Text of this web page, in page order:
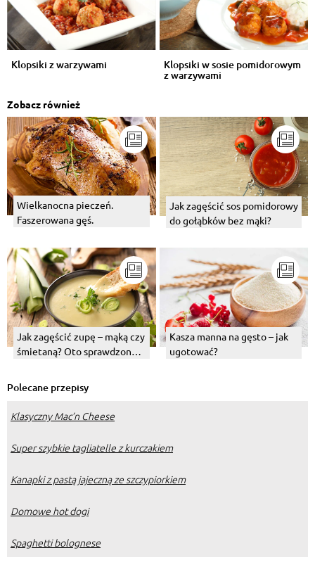
Klopsiki z warzywami Klopsiki w sosie pomidorowym
z warzywami
Zobacz również
Wielkanocna pieczeń.
Faszerowana gęś.
Jak zagęścić sos pomidorowy
do gołąbków bez mąki?
Jak zagęścić zupę – mąką czy
śmietaną? Oto sprawdzone
Kasza manna na gęsto – jak
ugotować?
Polecane przepisy
Klasyczny Mac’n Cheese
Super szybkie tagliatelle z kurczakiem
Kanapki z pastą jajeczną ze szczypiorkiem
Domowe hot dogi
Spaghetti bolognese